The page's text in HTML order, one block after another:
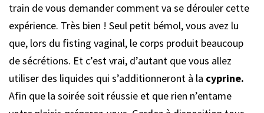
train de vous demander comment va se dérouler cette
expérience. Très bien ! Seul petit bémol, vous avez lu
que, lors du fisting vaginal, le corps produit beaucoup
de sécrétions. Et c’est vrai, d’autant que vous allez
utiliser des liquides qui s’additionneront à la cyprine.
Afin que la soirée soit réussie et que rien n’entame